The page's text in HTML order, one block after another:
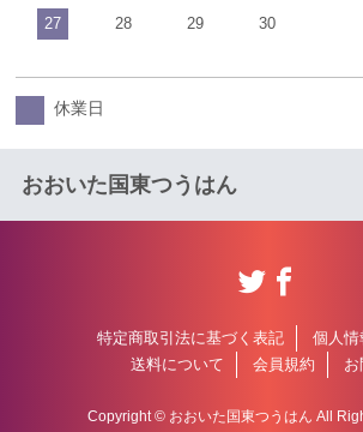
27 28 29 30
休業日
おおいた国東つうはん
特定商取引法に基づく表記
個人
送料について
会員規約
Copyright © おおいた国東つうはん All